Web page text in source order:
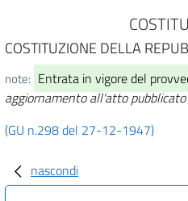
COSTITUZIONE DELLA
note: Entrata in vigore del
aggiornamento all'atto
(GU n.298 del 27-12-1947)
nascondi